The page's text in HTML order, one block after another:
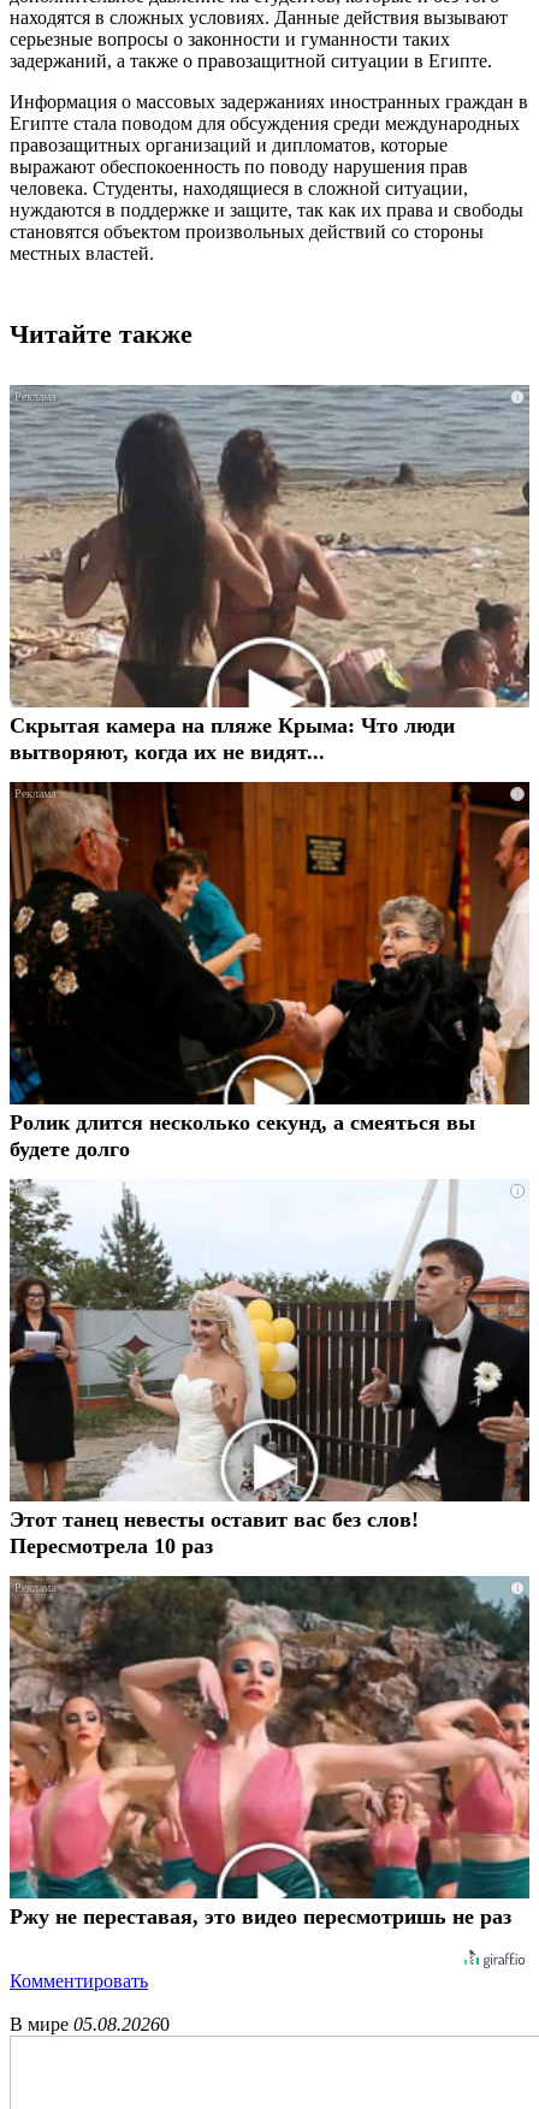
находятся в сложных условиях. Данные действия вызывают
серьезные вопросы о законности и гуманности таких
задержаний, а также о правозащитной ситуации в Египте.
Информация о массовых задержаниях иностранных граждан в
Египте стала поводом для обсуждения среди международных
правозащитных организаций и дипломатов, которые
выражают обеспокоенность по поводу нарушения прав
человека. Студенты, находящиеся в сложной ситуации,
нуждаются в поддержке и защите, так как их права и свободы
становятся объектом произвольных действий со стороны
местных властей.
Читайте также
i
Скрытая камера на пляже Крыма: Что люди
вытворяют, когда их не видят...
i
Ролик длится несколько секунд, а смеяться вы
будете долго
i
Этот танец невесты оставит вас без слов!
Пересмотрела 10 раз
i
Ржу не переставая, это видео пересмотришь не раз
Комментировать
В мире 05.08.20260